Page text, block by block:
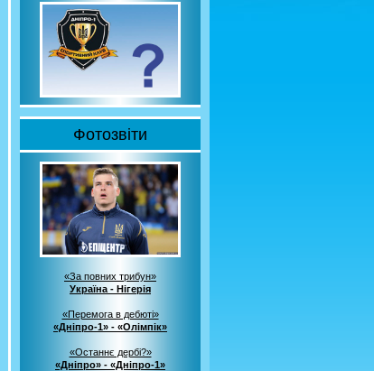
Фотозвіти
«За повних трибун»
Україна - Нігерія
«Перемога в дебюті»
«Дніпро-1» - «Олімпік»
«Останнє дербі?»
«Дніпро» - «Дніпро-1»